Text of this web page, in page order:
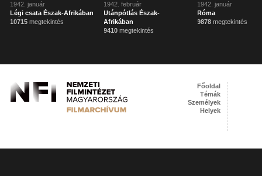
1942. január
Légi csata Észak-Afrikában
10715 megtekintés
1942. február
Utánpótlás Észak-
Afrikában
9410 megtekintés
1942. január
Róma
9878 megtekintés
Főoldal
Témák
Személyek
Helyek